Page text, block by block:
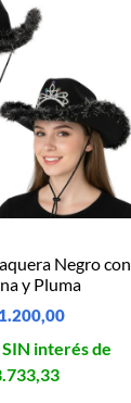
Negro con
y Pluma
interés de